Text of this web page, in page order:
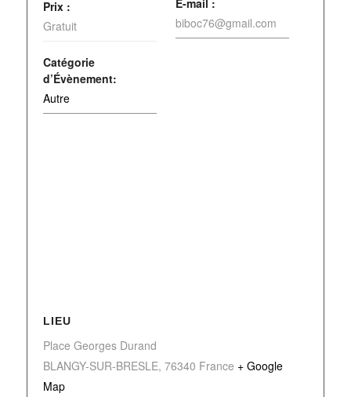
Prix :
Gratuit
Catégorie
d’Évènement:
Autre
E-mail :
biboc76@gmail.com
LIEU
Place Georges Durand
BLANGY-SUR-BRESLE, 76340 France + Google
Map